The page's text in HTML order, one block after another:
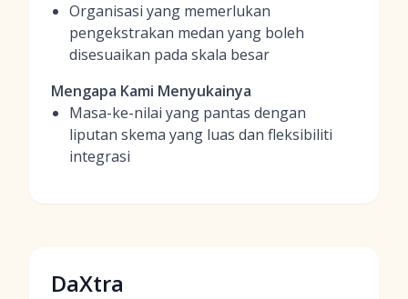
Organisasi yang memerlukan
pengekstrakan medan yang boleh
disesuaikan pada skala besar
Mengapa Kami Menyukainya
Masa-ke-nilai yang pantas dengan
liputan skema yang luas dan fleksibiliti
integrasi
DaXtra